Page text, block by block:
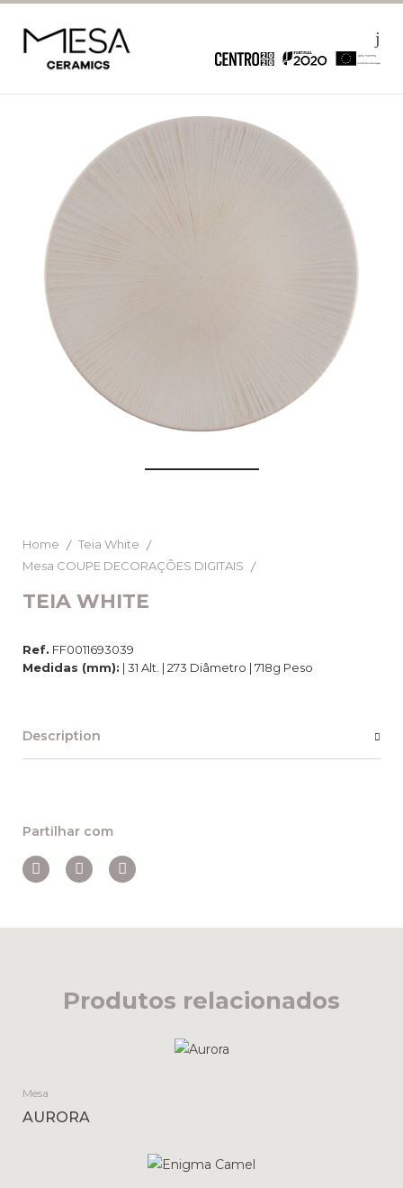
Home
Teia White
Mesa COUPE DECORAÇÕES DIGITAIS
TEIA WHITE
Ref. FF0011693039
Medidas (mm): | 31 Alt. | 273 Diâmetro | 718g Peso
Description
Partilhar com
Produtos relacionados
Mesa
AURORA